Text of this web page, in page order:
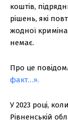
коштів,
рішень, які
жодної
немає.
Про це
факт…».
У 2023 році,
Рівненській